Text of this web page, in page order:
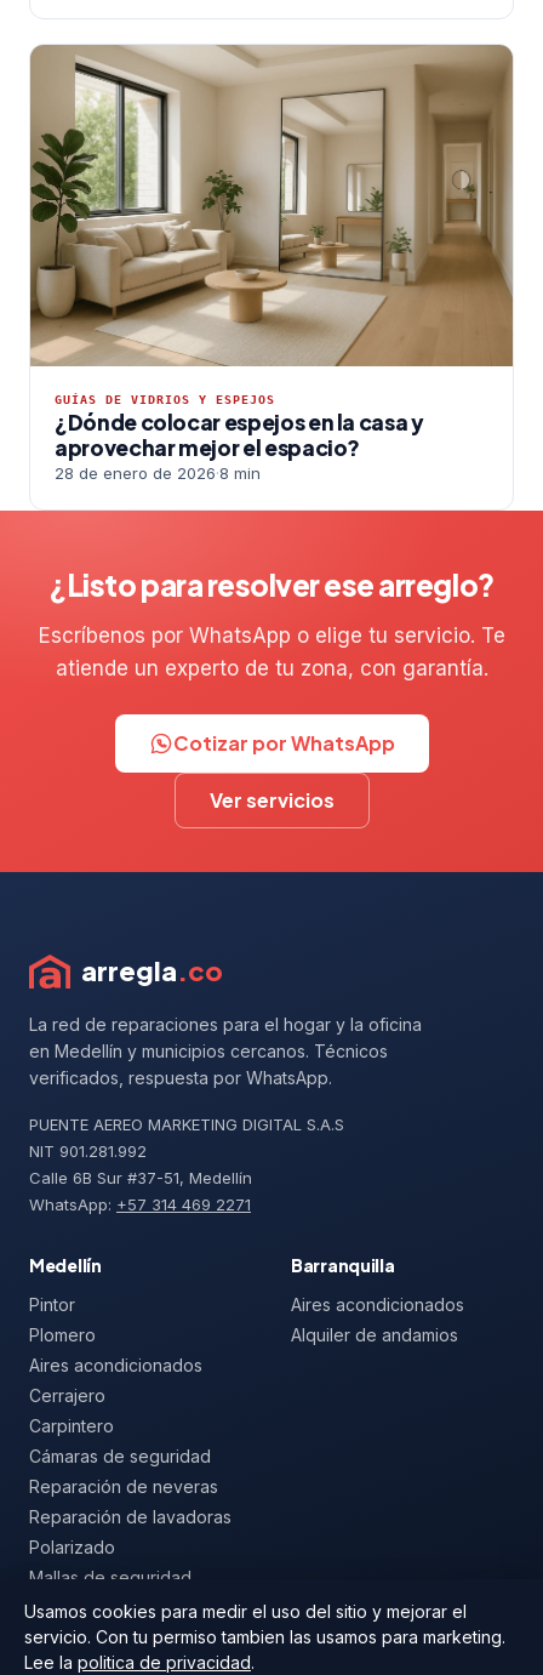
GUÍAS DE VIDRIOS Y ESPEJOS
¿Dónde colocar espejos en la casa y
aprovechar mejor el espacio?
28 de enero de 2026·8 min
¿Listo para resolver ese arreglo?
Escríbenos por WhatsApp o elige tu servicio. Te
atiende un experto de tu zona, con garantía.
Cotizar por WhatsApp
Ver servicios
arregla.co
La red de reparaciones para el hogar y la oficina
en Medellín y municipios cercanos. Técnicos
verificados, respuesta por WhatsApp.
PUENTE AEREO MARKETING DIGITAL S.A.S
NIT 901.281.992
Calle 6B Sur #37-51, Medellín
WhatsApp: +57 314 469 2271
Medellín
Pintor
Plomero
Aires acondicionados
Cerrajero
Carpintero
Cámaras de seguridad
Reparación de neveras
Reparación de lavadoras
Polarizado
Mallas de seguridad
Barranquilla
Aires acondicionados
Alquiler de andamios
Usamos cookies para medir el uso del sitio y mejorar el
servicio. Con tu permiso tambien las usamos para marketing.
Lee la politica de privacidad.